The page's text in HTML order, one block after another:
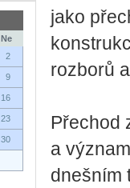
Ne
2
9
16
23
30
jako
rozborů
Přechod
a
dnešním